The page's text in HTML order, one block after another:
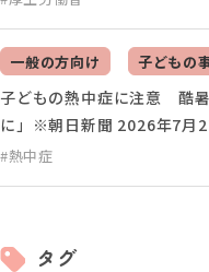
一般の方向け 子どもの
#熱中症
子どもの熱中症に注意 酷
に」※朝日新聞 2026年7月
タグ